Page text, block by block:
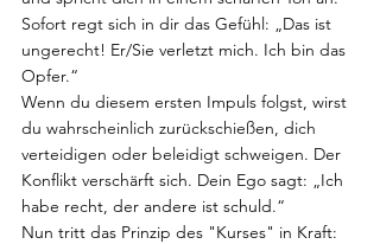
Sofort regt sich in dir das Gefühl: „Das ist
ungerecht! Er/Sie verletzt mich. Ich bin das
Opfer.“
Wenn du diesem ersten Impuls folgst, wirst
du wahrscheinlich zurückschießen, dich
verteidigen oder beleidigt schweigen. Der
Konflikt verschärft sich. Dein Ego sagt: „Ich
habe recht, der andere ist schuld.“
Nun tritt das Prinzip des "Kurses" in Kraft: